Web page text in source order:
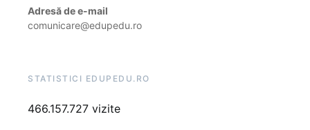
Adresă de e-mail
comunicare@edupedu.ro
STATISTICI EDUPEDU.RO
466.157.727 vizite